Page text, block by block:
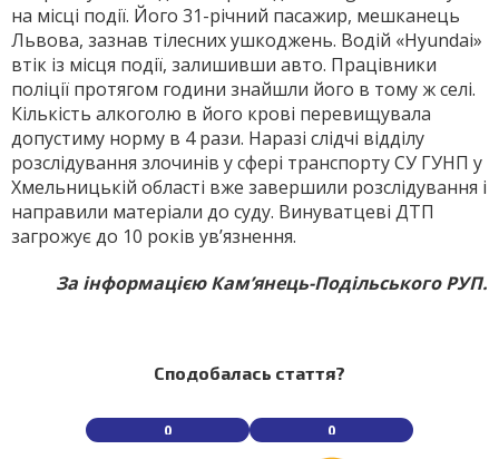
на місці події. Його 31-річний пасажир, мешканець
Львова, зазнав тілесних ушкоджень. Водій «Hyundai»
втік із місця події, залишивши авто. Працівники
поліції протягом години знайшли його в тому ж селі.
Кількість алкоголю в його крові перевищу­вала
допустиму норму в 4 рази. Наразі слідчі відділу
розслідування злочинів у сфері транспорту СУ ГУНП у
Хмельницькій області вже завершили розслідування і
направили матеріали до суду. Винуватцеві ДТП
загрожує до 10 років ув’язнення.
За інформацією Кам’янець-Подільського РУП.
Сподобалась стаття?
0 0